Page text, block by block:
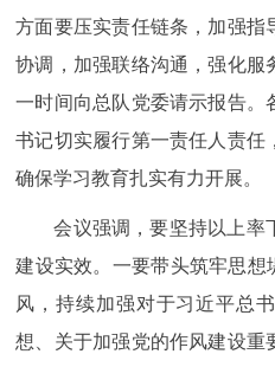
方面要压实责任链条，加强指
协调，加强联络沟通，强化服
一时间向总队党委请示报告。
书记切实履行第一责任人责任
确保学习教育扎实有力开展。
会议强调，要坚持以上率
建设实效。一要带头筑牢思想
风，持续加强对于习近平总
想、关于加强党的作风建设重